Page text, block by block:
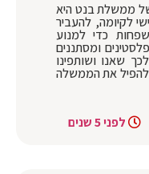
של ממשלת בנט היא
לקיומה, להעביר
כדי למנוע
ומסתננים
שאנו ושותפינו
להפיל את הממשלה
לפני 5 שנים